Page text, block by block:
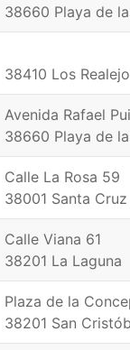
38660 Playa de
38410 Los
Avenida Rafael
38660 Playa de
Calle La Rosa 59
38001 Santa Cruz
Calle Viana 61
38201 La Laguna
Plaza de la
38201 San